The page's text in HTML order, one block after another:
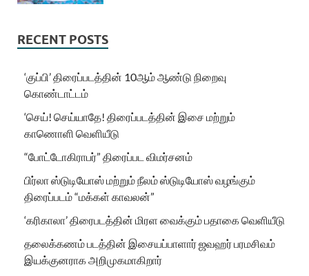
RECENT POSTS
‘குப்பி’ திரைப்படத்தின் 10ஆம் ஆண்டு நிறைவு
கொண்டாட்டம்
‘செய்! செய்யாதே! திரைப்படத்தின் இசை மற்றும்
காணொளி வெளியீடு
“போட்டோகிராபர்” திரைப்பட விமர்சனம்
பிர்லா ஸ்டுடியோஸ் மற்றும் நீலம் ஸ்டுடியோஸ் வழங்கும்
திரைப்படம் “மக்கள் காவலன்”
‘கரிகாலா’ திரைபடத்தின் மிரள வைக்கும் பதாகை வெளியீடு
தலைக்கணம் படத்தின் இசையப்பாளார் ஜவஹர் பரமசிவம்
இயக்குனராக அறிமுகமாகிறார்